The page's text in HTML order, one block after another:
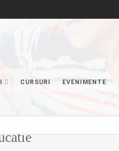
CURSURI EVENIMENTE